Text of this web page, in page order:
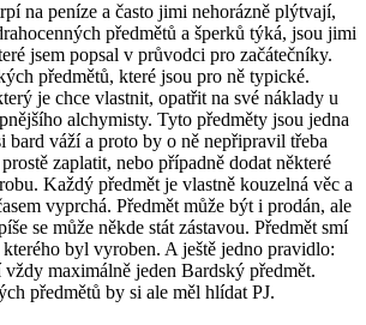
na peníze a často jimi nehorázně plýtvají,
předmětů a šperků týká, jsou jimi
jsem popsal v průvodci pro začátečníky.
předmětů, které jsou pro ně typické.
je chce vlastnit, opatřit na své náklady u
alchymisty. Tyto předměty jsou jedna
bard váží a proto by o ně nepřipravil třeba
zaplatit, nebo případně dodat některé
Každý předmět je vlastně kouzelná věc a
vyprchá. Předmět může být i prodán, ale
se může někde stát zástavou. Předmět smí
byl vyroben. A ještě jedno pravidlo:
maximálně jeden Bardský předmět.
předmětů by si ale měl hlídat PJ.